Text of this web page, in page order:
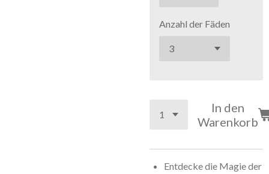
Anzahl der Fäden
In den
Warenkorb
Entdecke die Magie der